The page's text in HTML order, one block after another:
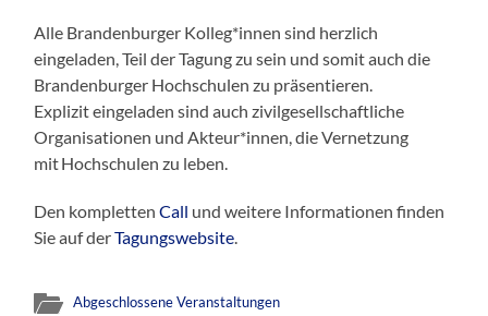
Alle Brandenburger Kolleg*innen sind herzlich
eingeladen, Teil der Tagung zu sein und somit auch die
Brandenburger Hochschulen zu präsentieren.
Explizit eingeladen sind auch zivilgesellschaftliche
Organisationen und Akteur*innen, die Vernetzung
mit Hochschulen zu leben.
Den komplettenCall und weitere Informationen finden
Sie auf derTagungswebsite
Abgeschlossene Veranstaltungen